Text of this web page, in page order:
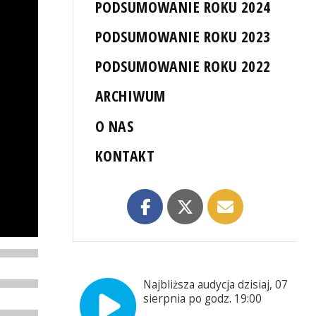
PODSUMOWANIE ROKU 2024
PODSUMOWANIE ROKU 2023
PODSUMOWANIE ROKU 2022
ARCHIWUM
O NAS
KONTAKT
Najbliższa audycja dzisiaj, 07
sierpnia po godz. 19:00